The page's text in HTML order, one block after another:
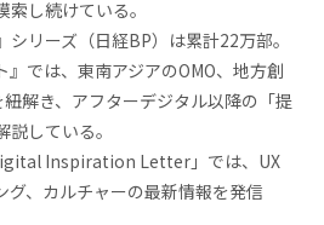
し続けている。
リーズ（日経BP）は累計22万部。
では、東南アジアのOMO、地方創
解き、アフターデジタル以降の「提
している。
Inspiration Letter」では、UX
グ、カルチャーの最新情報を発信